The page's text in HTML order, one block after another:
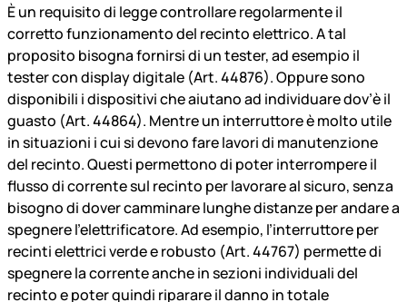
È un requisito di legge controllare regolarmente il
corretto funzionamento del recinto elettrico. A tal
proposito bisogna fornirsi di un tester, ad esempio il
tester con display digitale (Art. 44876). Oppure sono
disponibili i dispositivi che aiutano ad individuare dov’è il
guasto (Art. 44864). Mentre un interruttore è molto utile
in situazioni i cui si devono fare lavori di manutenzione
del recinto. Questi permettono di poter interrompere il
flusso di corrente sul recinto per lavorare al sicuro, senza
bisogno di dover camminare lunghe distanze per andare a
spegnere l’elettrificatore. Ad esempio, l’interruttore per
recinti elettrici verde e robusto (Art. 44767) permette di
spegnere la corrente anche in sezioni individuali del
recinto e poter quindi riparare il danno in totale